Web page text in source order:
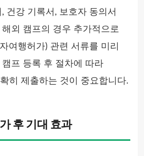
건강 기록서, 보호자 동의서
외 캠프의 경우 추가적으로
여행허가) 관련 서류를 미리
프 등록 후 절차에 따라
히 제출하는 것이 중요합니다.
후 기대 효과